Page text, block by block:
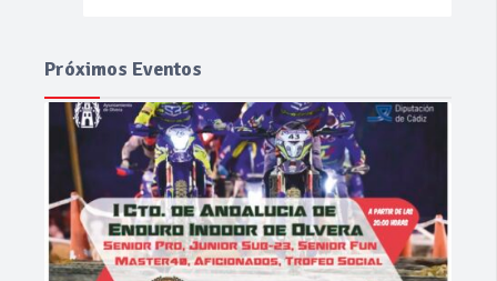
Próximos Eventos